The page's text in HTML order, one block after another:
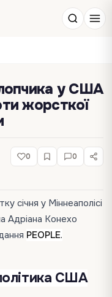
у США
жорсткої
0 0
січня у Міннеаполісі
Адріана Конехо
PEOPLE.
США